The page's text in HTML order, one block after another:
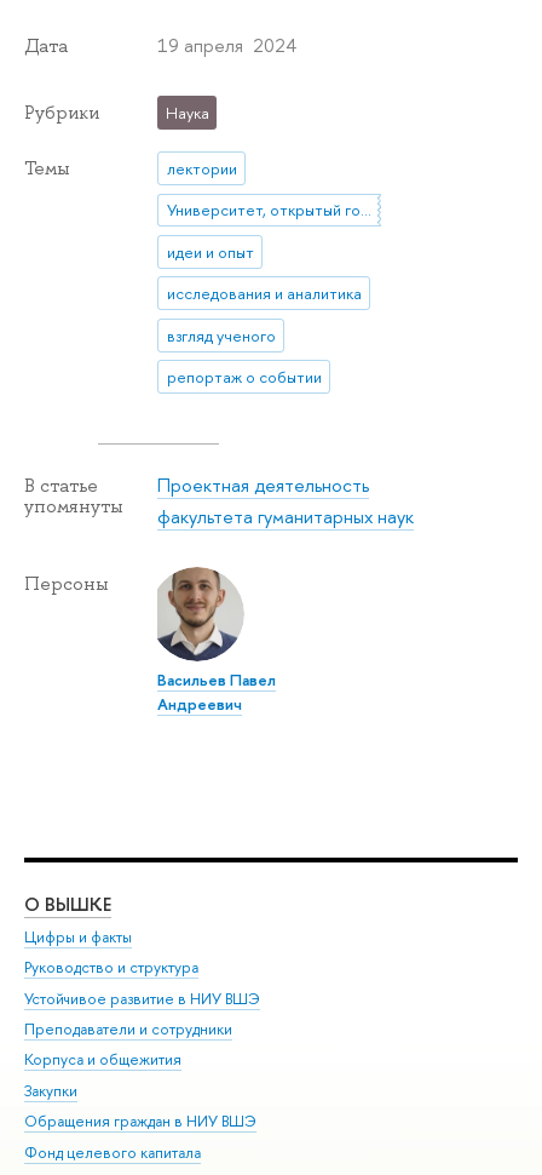
Дата 19 апреля 2024
Рубрики Наука
Темы
лектории
Университет, открытый городу
идеи и опыт
исследования и аналитика
взгляд ученого
репортаж о событии
В статье
упомянуты
Проектная деятельность
факультета гуманитарных наук
Персоны
Васильев Павел
Андреевич
О ВЫШКЕ
Цифры и факты
Руководство и структура
Устойчивое развитие в НИУ ВШЭ
Преподаватели и сотрудники
Корпуса и общежития
Закупки
Обращения граждан в НИУ ВШЭ
Фонд целевого капитала